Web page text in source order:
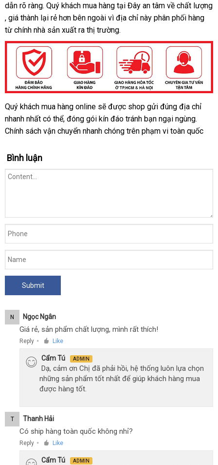
chữa
chuyển
dẫn rõ ràngđặt
mua
. Quý khách mua hàng tại Đây an tâm về chất lượng
voucher
, giá thành lại rẻ hơn bên ngoài vì địa chỉ này phân phối hàng
từ chính nhà sản xuất ra thị trường.
Quý khách mua hàng online qua
app
sẽ bền
được shop gửi đúng địa chỉ
nhanh nhất thông
minh
có thểLazada
, đóng gói kín đáo tránh bạn ngại ngùngcũ
.
Chính sách vận chuyển nhanh chóng trên phạm vi toàn quốc
Bình luận
N Ngọc Ngân
Giá rẻ, sản phẩm chất lượng, mình rất thích!
Reply ● Like
Cẩm Tú ADMIN
Dạ, cảm ơn Chị đã phải hồi, hệ thống luôn lựa chọn
những sản phẩm tốt nhất để giúp khách hàng mua
được hàng tốt.
T Thanh Hải
Có ship hàng toàn quốc không nhỉ?
Reply ● Like
Cẩm Tú ADMIN